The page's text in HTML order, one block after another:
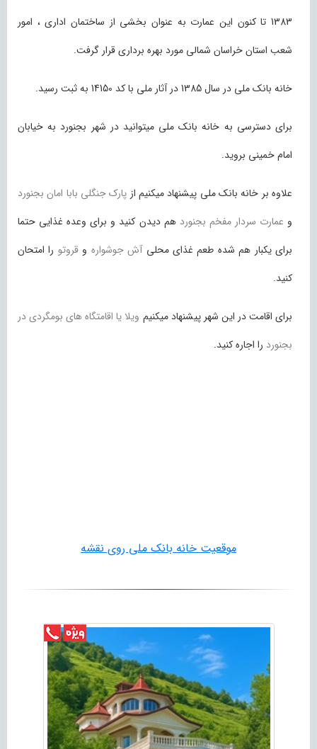
1383 تا کنون این عمارت به عنوان بخشی از ساختمان اداری ، امور
شعب استان خراسان شمالی مورد بهره برداری قرار گرفت.
خانه بانک ملی در سال 1385 در آثار ملی با کد 14150 به ثبت رسید.
برای دسترسی به خانه بانک ملی میتوانید در شهر بجنورد به خیابان
امام خمینی بروید.
علاوه بر خانه بانک ملی پیشنهاد میکنیم از پارک جنگلی بابا امان بجنورد
و عمارت سردار مفخم بجنورد هم دیدن کنید و برای وعده غذایی حتما
برای یکبار هم شده طعم غذای محلیآش جوشواره وقروتو را امتحان
کنید.
برای اقامت در این شهر پیشنهاد میکنیم ویلا یا اقامتگاه های بومگردی در
بجنورد را اجاره کنید.
موقعیت خانه بانک ملی روی نقشه